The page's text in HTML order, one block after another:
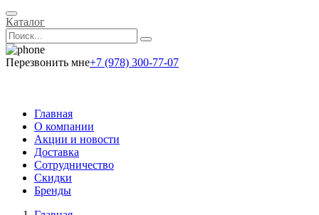
Каталог
Перезвонить мне+7 (978) 300-77-07
Главная
О компании
Акции и новости
Доставка
Сотрудничество
Скидки
Бренды